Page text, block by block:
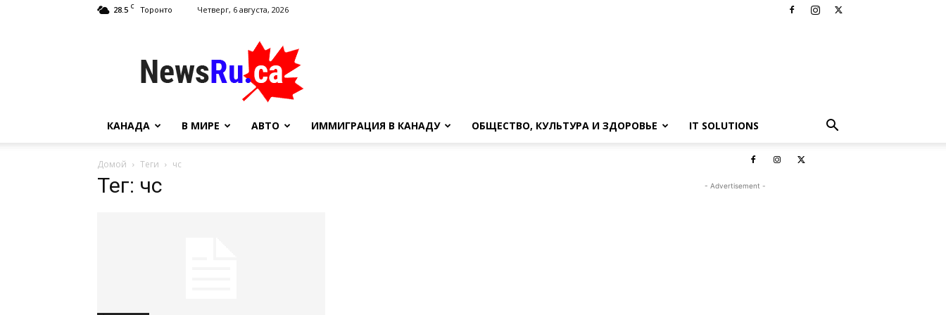
28.5 C Торонто Четверг, 6 августа, 2026
NewsRu.Ca
КАНАДА В МИРЕ АВТО ИММИГРАЦИЯ В КАНАДУ ОБЩЕСТВО, КУЛЬТУРА И ЗДОРОВЬЕ IT SOLUTIONS
Домой Теги чс
Тег: чс - Advertisement -